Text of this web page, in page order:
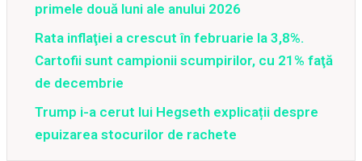
primele două luni ale anului 2026
Rata inflaţiei a crescut în februarie la 3,8%.
Cartofii sunt campionii scumpirilor, cu 21% faţă
de decembrie
Trump i-a cerut lui Hegseth explicații despre
epuizarea stocurilor de rachete